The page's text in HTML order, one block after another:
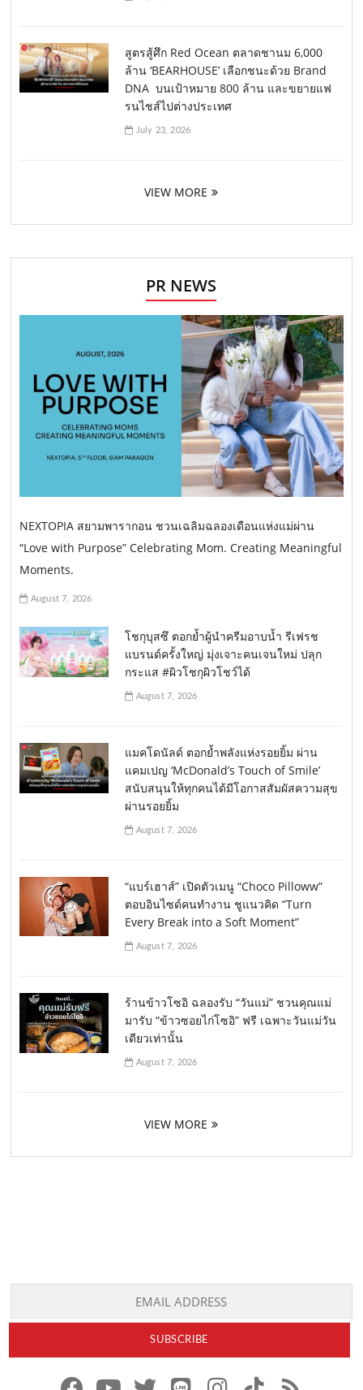
สูตรสู้ศึก Red Ocean ตลาดชานม 6,000
ล้าน ‘BEARHOUSE’ เลือกชนะด้วย Brand
DNA บนเป้าหมาย 800 ล้าน และขยายแฟ
รนไชส์ไปต่างประเทศ
July 23, 2026
VIEW MORE
PR NEWS
NEXTOPIA สยามพารากอน ชวนเฉลิมฉลองเดือนแห่งแม่ผ่าน
“Love with Purpose” Celebrating Mom. Creating Meaningful
Moments.
August 7, 2026
โชกุบุสซึ ตอกย้ำผู้นำครีมอาบน้ำ รีเฟรช
แบรนด์ครั้งใหญ่ มุ่งเจาะคนเจนใหม่ ปลุก
กระแส #ผิวโชกุผิวโชว์ได้
August 7, 2026
แมคโดนัลด์ ตอกย้ำพลังแห่งรอยยิ้ม ผ่าน
แคมเปญ ‘McDonald’s Touch of Smile’
สนับสนุนให้ทุกคนได้มีโอกาสสัมผัสความสุข
ผ่านรอยยิ้ม
August 7, 2026
“แบร์เฮาส์” เปิดตัวเมนู “Choco Pilloww”
ตอบอินไซด์คนทำงาน ชูแนวคิด “Turn
Every Break into a Soft Moment”
August 7, 2026
ร้านข้าวโซอิ ฉลองรับ “วันแม่” ชวนคุณแม่
มารับ “ข้าวซอยไก่โซอิ” ฟรี เฉพาะวันแม่วัน
เดียวเท่านั้น
August 7, 2026
VIEW MORE